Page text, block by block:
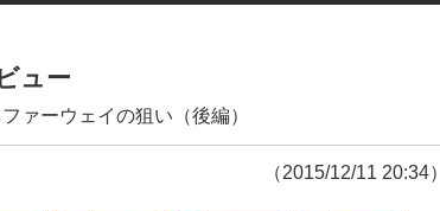
ュー
ァーウェイの狙い（後編）
（2015/12/11 20:34）